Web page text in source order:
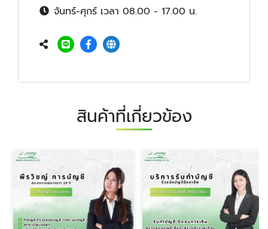
จันทร์-ศุกร์ เวลา 08.00 - 17.00 น.
สินค้าที่เกี่ยวข้อง